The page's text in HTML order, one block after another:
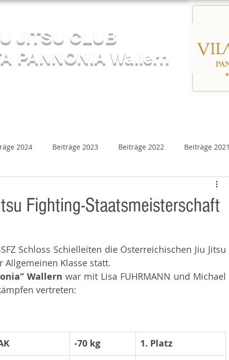
JITSU CLUB
PANNONIA Wallern
2024 Beiträge 2023 Beiträge 2022 Beiträge 2021
Fighting-Staatsmeisterschaft
Schloss Schielleiten die Österreichischen Jiu Jitsu
Allgemeinen Klasse statt.
Wallern war mit Lisa FUHRMANN und Michael
vertreten:
-70 kg
1. Platz